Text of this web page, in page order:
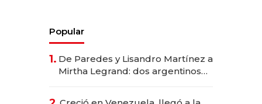
Popular
1. De Paredes y Lisandro Martínez a
Mirtha Legrand: dos argentinos